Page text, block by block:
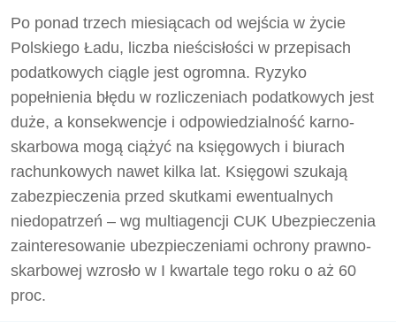
Po ponad trzech miesiącach od wejścia w życie
Polskiego Ładu, liczba nieścisłości w przepisach
podatkowych ciągle jest ogromna. Ryzyko
popełnienia błędu w rozliczeniach podatkowych jest
duże, a konsekwencje i odpowiedzialność karno-
skarbowa mogą ciążyć na księgowych i biurach
rachunkowych nawet kilka lat. Księgowi szukają
zabezpieczenia przed skutkami ewentualnych
niedopatrzeń – wg multiagencji CUK Ubezpieczenia
zainteresowanie ubezpieczeniami ochrony prawno-
skarbowej wzrosło w I kwartale tego roku o aż 60
proc.